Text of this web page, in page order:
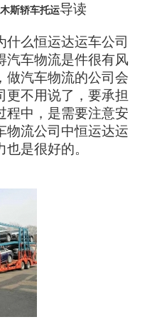
斯轿车托运导读
什么恒运达运车公司
汽车物流是件很有风
做汽车物流的公司会
更不用说了，要承担
程中，是需要注意安
物流公司中恒运达运
是很好的。